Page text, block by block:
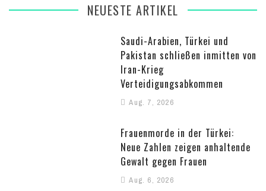
NEUESTE ARTIKEL
Saudi-Arabien, Türkei und
Pakistan schließen inmitten von
Iran-Krieg
Verteidigungsabkommen
Aug. 7, 2026
Frauenmorde in der Türkei:
Neue Zahlen zeigen anhaltende
Gewalt gegen Frauen
Aug. 6, 2026